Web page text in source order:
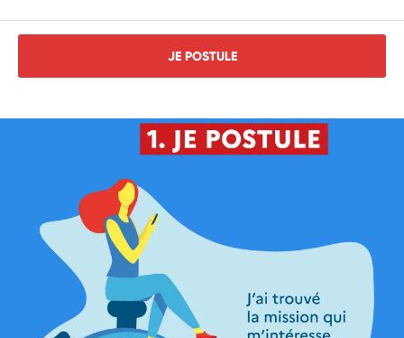
JE POSTULE